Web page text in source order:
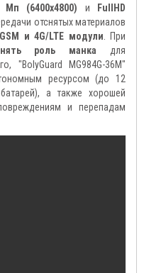
Мп (6400x4800) и
FullHD
отснятых материалов
GSM и 4G/LTE модули . При
роль манка для
"BolyGuard MG984G-36M"
ресурсом (до 12
а также хорошей
и перепадам